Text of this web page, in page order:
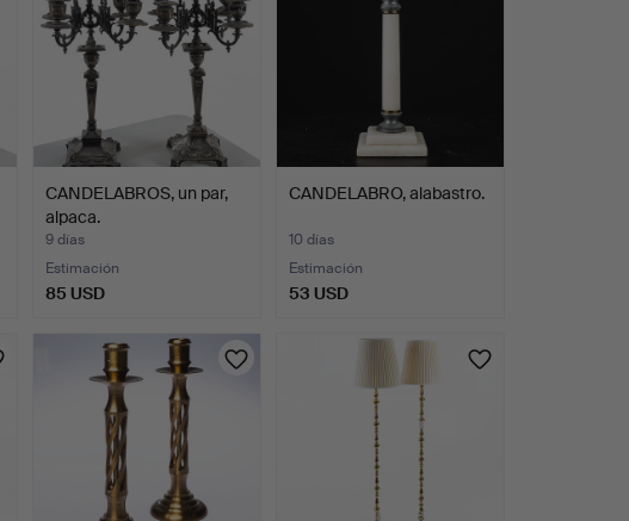
CANDELABROS, un par,
alpaca.
9 días
Estimación
85 USD
CANDELABRO, alabastro.
10 días
Estimación
53 USD